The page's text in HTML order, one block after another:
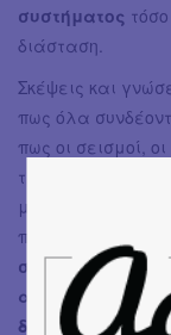
συστήματος
διάσταση.
Σκέψεις και
πως όλα
πως οι σεισμοί,
τρύπα του
μας και
πάρουμε μέτρα
σενάρια
δημιουργούνται